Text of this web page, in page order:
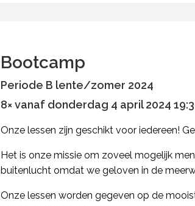
Bootcamp
Periode B lente/zomer 2024
8× vanaf donderdag 4 april 2024
Onze lessen zijn geschikt voor iedereen!
Het is onze missie om zoveel mogelijk
buitenlucht omdat we geloven in de
Onze lessen worden gegeven op de